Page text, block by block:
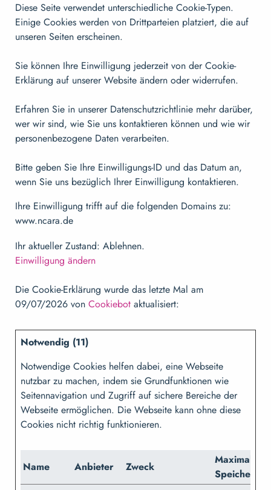
Diese Seite verwendet unterschiedliche Cookie-Typen.
Einige Cookies werden von Drittparteien platziert, die auf
unseren Seiten erscheinen.
Sie können Ihre Einwilligung jederzeit von der Cookie-
Erklärung auf unserer Website ändern oder widerrufen.
Erfahren Sie in unserer Datenschutzrichtlinie mehr darüber,
wer wir sind, wie Sie uns kontaktieren können und wie wir
personenbezogene Daten verarbeiten.
Bitte geben Sie Ihre Einwilligungs-ID und das Datum an,
wenn Sie uns bezüglich Ihrer Einwilligung kontaktieren.
Ihre Einwilligung trifft auf die folgenden Domains zu:
www.ncara.de
Ihr aktueller Zustand: Ablehnen.
Einwilligung ändern
Die Cookie-Erklärung wurde das letzte Mal am
09/07/2026 von Cookiebot aktualisiert:
Notwendig (11)
Notwendige Cookies helfen dabei, eine Webseite
nutzbar zu machen, indem sie Grundfunktionen wie
Seitennavigation und Zugriff auf sichere Bereiche der
Webseite ermöglichen. Die Webseite kann ohne diese
Cookies nicht richtig funktionieren.
Name Anbieter Zweck
Maximale